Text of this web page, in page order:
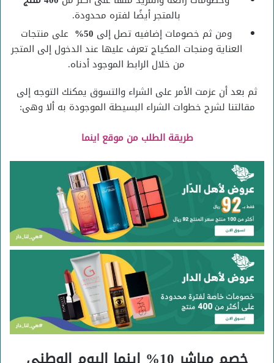
بالمتجر أيضًا لفتره محدودة.
ومن ثم خصومات إضافيه تصل إلى 50%
على منتجات
العناية ومنجات المكياج تعرف عليها عند الدخول إلى المتجر
من خلال الرابط الموجود أدناه.
ثم بعد أن عزمت الأمر على الشراء والتسوق يمكنك التوجه إلى
مقالتنا لشرح خطوات الشراء البسيطة الموجودة به ألا وهى:
طريقة الطلب من موقع اينما